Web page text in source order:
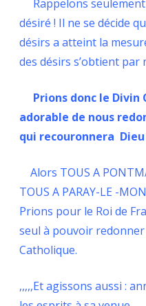
Rappelons
désiré ! Il ne se décide
désirs a atteint la
des désirs s’obtient par
Prions donc le Divin
adorable de nous
qui recouronnera
Alors TOUS A
TOUS A PARAY-LE -
Prions pour le Roi de
seul à pouvoir redonner
Catholique.
,,,,,Et agissons aussi :